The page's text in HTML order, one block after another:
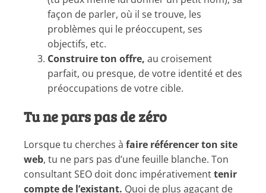
façon de parler, où il se trouve, les
problèmes qui le préoccupent, ses
objectifs, etc.
Construire ton offre, au croisement
parfait, ou presque, de votre identité et des
préoccupations de votre cible.
Tu ne pars pas de zéro
Lorsque tu cherches à faire référencer ton site
web, tu ne pars pas d’une feuille blanche. Ton
consultant SEO doit donc impérativementtenir
compte de l’existant. Quoi de plus agaçant de